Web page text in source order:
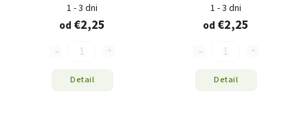
1 - 3 dni
od €2,25
Detail
1 - 3 dni
od €2,25
Detail